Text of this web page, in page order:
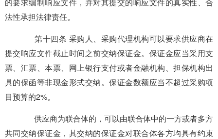
法性承担法律责任。
第十四条 采购人、采购代理机构可以要求供应商在
提交响应文件截止时间之前交纳保证金。保证金应当采用支
票、汇票、本票、网上银行支付或者金融机构、担保机构出
具的保函等非现金形式交纳。保证金数额应当不超过采购项
目预算的2%。
供应商为联合体的，可以由联合体中的一方或者多方
共同交纳保证金，其交纳的保证金对联合体各方均具有约束